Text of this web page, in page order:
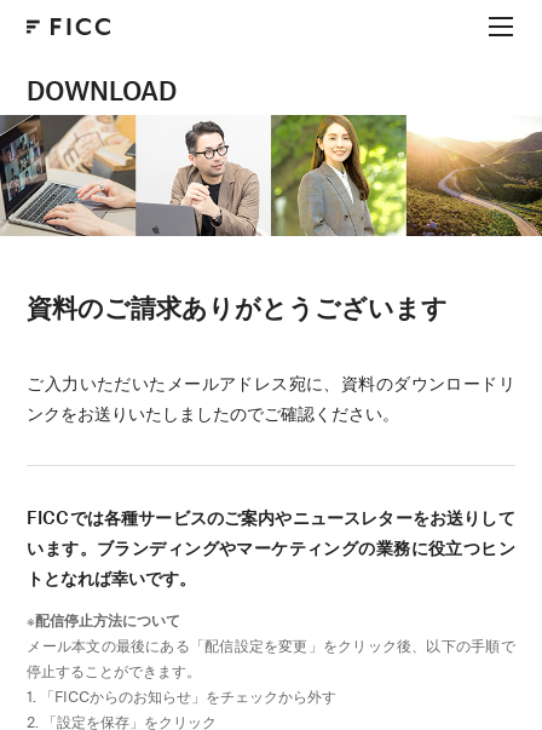
DOWNLOAD
資料のご請求ありがとうございます
ご入力いただいたメールアドレス宛に、資料のダウンロードリ
ンクをお送りいたしましたのでご確認ください。
FICCでは各種サービスのご案内やニュースレターをお送りして
います。ブランディングやマーケティングの業務に役立つヒン
トとなれば幸いです。
※配信停止方法について
メール本文の最後にある「配信設定を変更」をクリック後、以下の手順で
停止することができます。
1. 「FICCからのお知らせ」をチェックから外す
2. 「設定を保存」をクリック